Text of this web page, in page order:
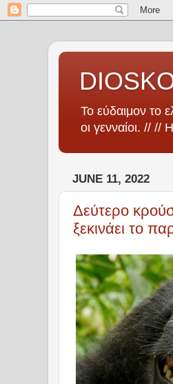
Το εύδαιμον το
οι γενναίοι. //
JUNE 11, 2022
Δεύτερο
ξεκινάει το